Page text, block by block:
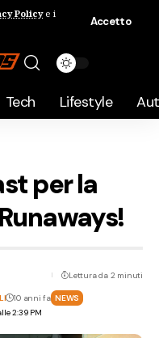
Policye i
Accetto
Tech Lifestyle
per la
2:39 PM
10 anni fa NEWS
Lettura da 2 minuti